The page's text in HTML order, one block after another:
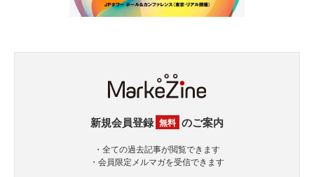
新規会員登録 無料 のご案内
・全ての過去記事が閲覧できます
・会員限定メルマガを受信できます